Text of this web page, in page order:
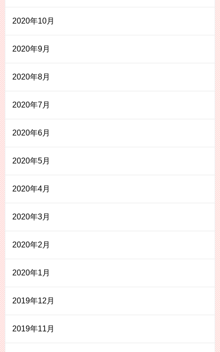
2020年10月
2020年9月
2020年8月
2020年7月
2020年6月
2020年5月
2020年4月
2020年3月
2020年2月
2020年1月
2019年12月
2019年11月